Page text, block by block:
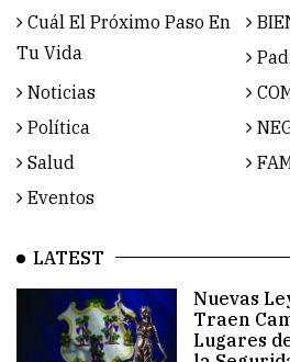
Cuál El Próximo Paso En
Tu Vida
Noticias
Política
Salud
Eventos
LATEST
Nuevas
Traen
Lugares